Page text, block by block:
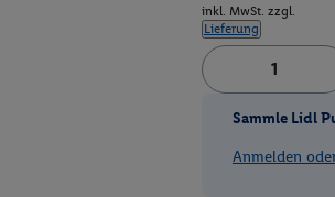
inkl. MwSt. zzgl.
Lieferung
Sammle Lidl
Anmelden